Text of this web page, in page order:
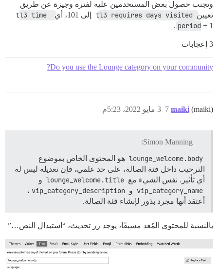
وتجنب حصول بعض المستخدمين عليه لفترة وجيزة عن طريق
تعيين tl3 requires days visited إلى 101، أي
tl3 time
period + 1.
3 إعجابات
Do you use the Lounge category on your community?
maiki (maiki) 3 مايو 2022، 5:23م 7
Simon Manning:
lounge_welcome.body هو المحتوى الخاص بموضوع
الترحيب داخل فئة الصالة، على حد علمي، فإن تعديله ليس له
أي تأثير. نفس الشيء مع lounge_welcome.title و
vip_category_name و vip_category_description ،
أعتقد أنها مجرد بذور لإنشاء فئة الصالة.
بالنسبة للمحتوى المُعد مسبقًا، يوجد زر تحديث، “استبدال النص…”